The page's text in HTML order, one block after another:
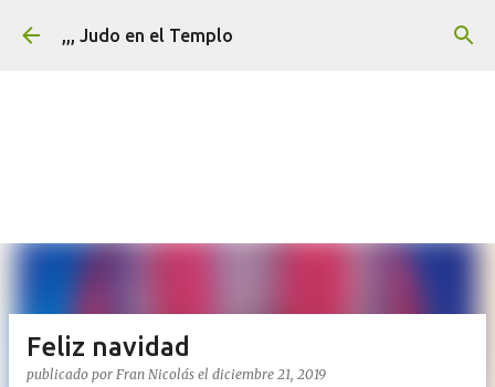
Ir al contenido principal
,,, Judo en el Templo
Feliz navidad
publicado por Fran Nicolás el diciembre 21, 2019